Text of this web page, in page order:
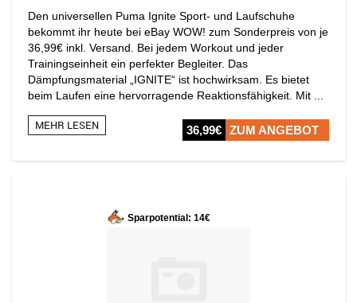
Den universellen Puma Ignite Sport- und Laufschuhe
bekommt ihr heute bei eBay WOW! zum Sonderpreis von je
36,99€ inkl. Versand. Bei jedem Workout und jeder
Trainingseinheit ein perfekter Begleiter. Das
Dämpfungsmaterial „IGNITE“ ist hochwirksam. Es bietet
beim Laufen eine hervorragende Reaktionsfähigkeit. Mit ...
MEHR LESEN 36,99€ ZUM ANGEBOT
Sparpotential: 14€